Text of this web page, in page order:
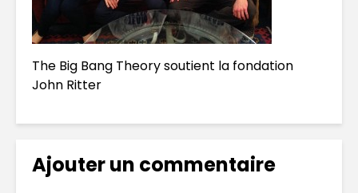
The Big Bang Theory soutient la fondation
John Ritter
Ajouter un commentaire